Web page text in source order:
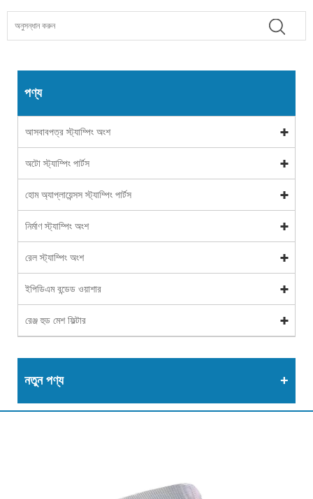
পণ্য
আসবাবপত্র স্ট্যাম্পিং অংশ
অটো স্ট্যাম্পিং পার্টস
হোম অ্যাপ্লায়েন্সস স্ট্যাম্পিং পার্টস
নির্মাণ স্ট্যাম্পিং অংশ
রেল স্ট্যাম্পিং অংশ
ইপিডিএম বন্ডেড ওয়াশার
রেঞ্জ হুড মেশ ফিল্টার
নতুন পণ্য